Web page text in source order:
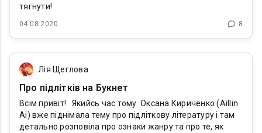
тягнути!
04.08.2020 8
Лія Щеглова
Про підлітків на Букнет
Всім привіт! Якийсь час тому Оксана Кириченко (Aillin
Ai) вже піднімала тему про підліткову літературу і там
детально розповіла про ознаки жанру та про те, як